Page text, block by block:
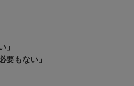
」
要もない」